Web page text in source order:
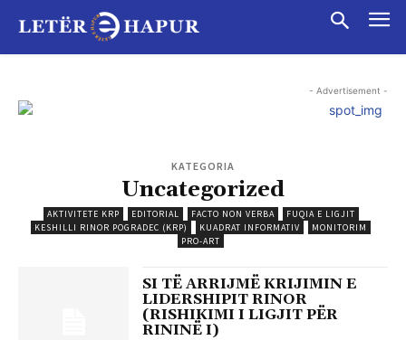
- Advertisement -
KATEGORIA
Uncategorized
AKTIVITETE KRP EDITORIAL FACTO NON VERBA
FUQIA E LIGJIT
KESHILLI RINOR POGRADEC (KRP)
KUADRAT INFORMATIV
MONITORIM
PRO-ART
SI TË ARRIJMË KRIJIMIN E
LIDERSHIPIT RINOR
(RISHIKIMI I LIGJIT PËR
RININË I)